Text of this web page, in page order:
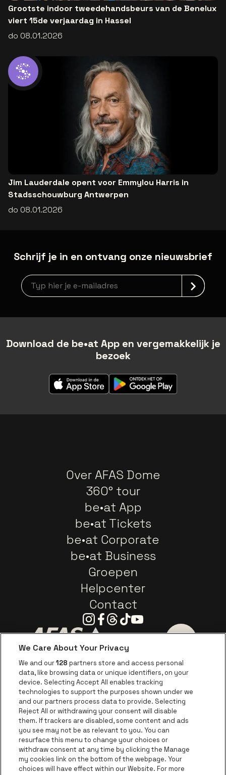
Grootste indoor tweedehandsbeurs van de Benelux
viert 15de verjaardag in Hassel
do 08.01.2026
Jim Lauderdale opent voor Emmylou Harris in
Stadsschouwburg Antwerpen
do 08.01.2026
Schrijf je in en ontvang onze nieuwsbrief
Nieuwsbrief aanmelding
Download de be•at App en vergemakkelijk je
bezoek
Over AFAS Dome
360° tour
be•at App
be•at Tickets
be•at Corporate
be•at Business
Groepen
Helpcenter
Contact
Instagram
Facebook
Threads
TiktokYoutube
Ga naar
Ga naar de website van Europcar
Ga naar de
Ga naar de website van Coca-Cola
Ga naar de website van
Ga naar de
Ga naar de website van Champagne
Ga naar de website
Ga naar de website van Het
Ga naar de
AFAS Dome is een deel van be•at
We Care About Your Privacy
We and our128 partners store and access personal
data, like browsing data or unique identifiers, on your
device. Selecting Accept All enables tracking
technologies to support the purposes shown under we
and our partners process data to provide. Selecting
Reject All or withdrawing your consent will disable
them. If trackers are disabled, some content and ads
you see may not be as relevant to you. You can
resurface this menu to change your choices or
withdraw consent at any time by clicking the Manage
my cookies link on the bottom of the webpage. Your
choices will have effect within our Website. For more